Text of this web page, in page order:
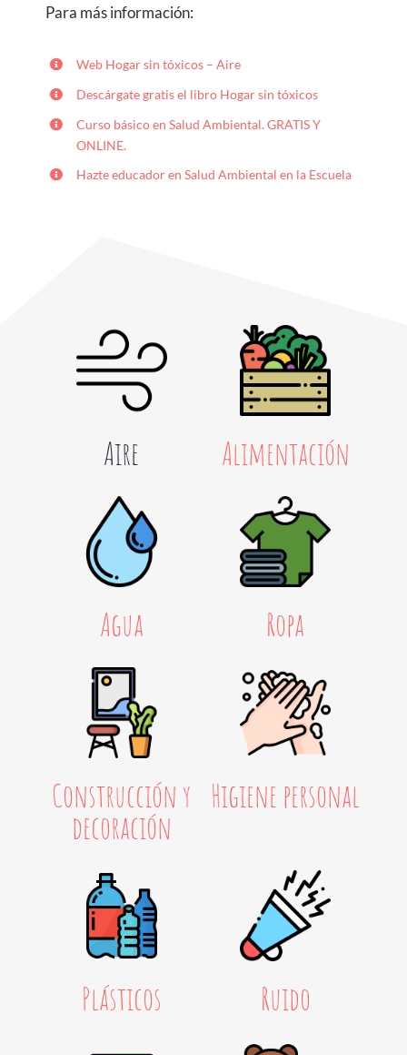
Para más información:
Web Hogar sin tóxicos – Aire
Descárgate gratis el libro Hogar sin tóxicos
Curso básico en Salud Ambiental. GRATIS Y
ONLINE.
Hazte educador en Salud Ambiental en la Escuela
Aire Alimentación
Agua Ropa
Construcción y
decoración
Higiene personal
Plásticos Ruido